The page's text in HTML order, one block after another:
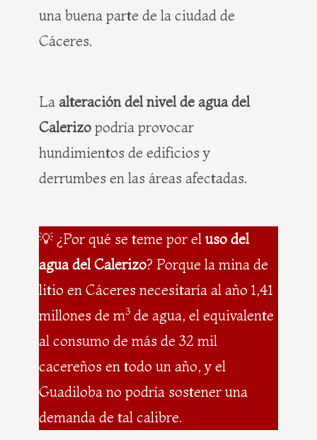
una buena parte de la ciudad de
Cáceres.
La alteración del nivel de agua del
Calerizo podría provocar
hundimientos de edificios y
derrumbes en las áreas afectadas.
💡 ¿Por qué se teme por el uso del
agua del Calerizo? Porque la mina de
litio en Cáceres necesitaría al año 1,41
millones de m3 de agua, el equivalente
al consumo de más de 32 mil
cacereños en todo un año, y el
Guadiloba no podría sostener una
demanda de tal calibre.